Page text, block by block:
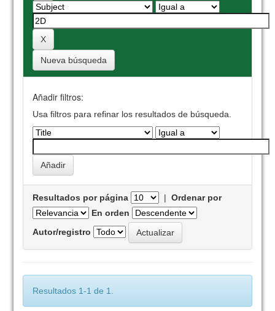
Nueva búsqueda
Añadir filtros:
Usa filtros para refinar los resultados de búsqueda.
Resultados por página |Ordenar por
En orden
Autor/registro
Resultados 1-1 de 1.